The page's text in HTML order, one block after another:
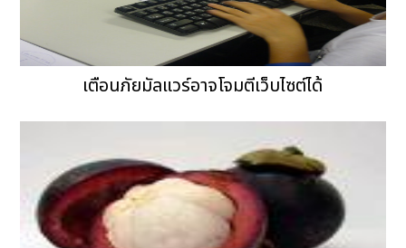
เตือนภัยมัลแวร์อาจโจมตีเว็บไซต์ได้